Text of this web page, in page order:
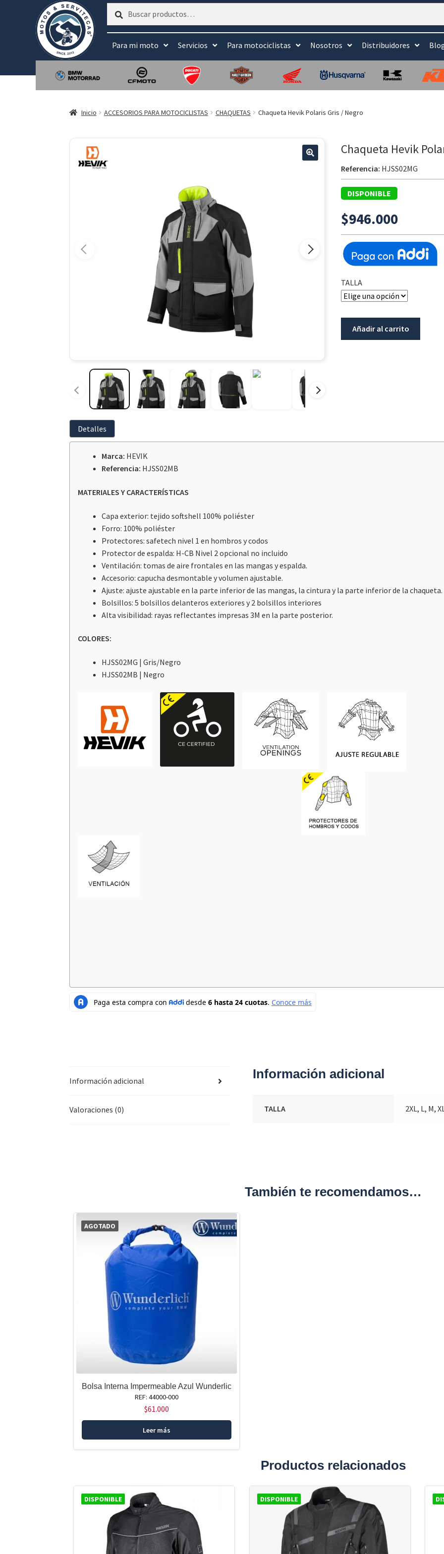
Buscar
Buscar
Para mi moto Servicios Para motociclistas Nosotros Distribuidores
Inicio ACCESORIOS PARA MOTOCICLISTAS CHAQUETAS Chaqueta Hevik Polaris Gris / Negro
Chaqueta Hevik
Referencia: HJSS02MG
DISPONIBLE
$946.000
TALLA
Añadir al carrito
Detalles
Marca: HEVIK
Referencia: HJSS02MB
MATERIALES Y CARACTERÍSTICAS
Capa exterior: tejido softshell 100% poliéster
Forro: 100% poliéster
Protectores: safetech nivel 1 en hombros y codos
Protector de espalda: H-CB Nivel 2 opcional no incluido
Ventilación: tomas de aire frontales en las mangas y espalda.
Accesorio: capucha desmontable y volumen ajustable.
Ajuste: ajuste ajustable en la parte inferior de las mangas, la cintura y la parte inferior de la chaqueta.
Bolsillos: 5 bolsillos delanteros exteriores y 2 bolsillos interiores
Alta visibilidad: rayas reflectantes impresas 3M en la parte posterior.
COLORES:
HJSS02MG | Gris/Negro
HJSS02MB | Negro
Información adicional
Valoraciones (0)
Información adicional
TALLA 2XL, L, M,
También te recomendamos…
AGOTADO
Bolsa Interna Impermeable Azul Wunderlic
REF: 44000-000
$61.000
Leer más
Productos relacionados
DISPONIBLE DISPONIBLE